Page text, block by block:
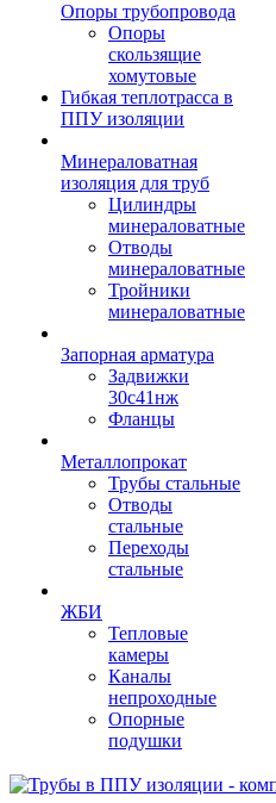
Опоры трубопровода
Опоры
скользящие
хомутовые
Гибкая теплотрасса в
ППУ изоляции
Минераловатная
изоляция для труб
Цилиндры
минераловатные
Отводы
минераловатные
Тройники
минераловатные
Запорная арматура
Задвижки
30с41нж
Фланцы
Металлопрокат
Трубы стальные
Отводы
стальные
Переходы
стальные
ЖБИ
Тепловые
камеры
Каналы
непроходные
Опорные
подушки